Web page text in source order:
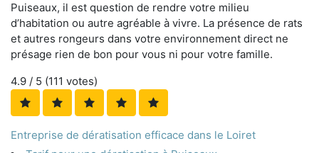
Puiseaux, il est question de rendre votre milieu
d’habitation ou autre agréable à vivre. La présence de rats
et autres rongeurs dans votre environnement direct ne
présage rien de bon pour vous ni pour votre famille.
4.9 / 5 (111 votes)
Entreprise de dératisation efficace dans le Loiret